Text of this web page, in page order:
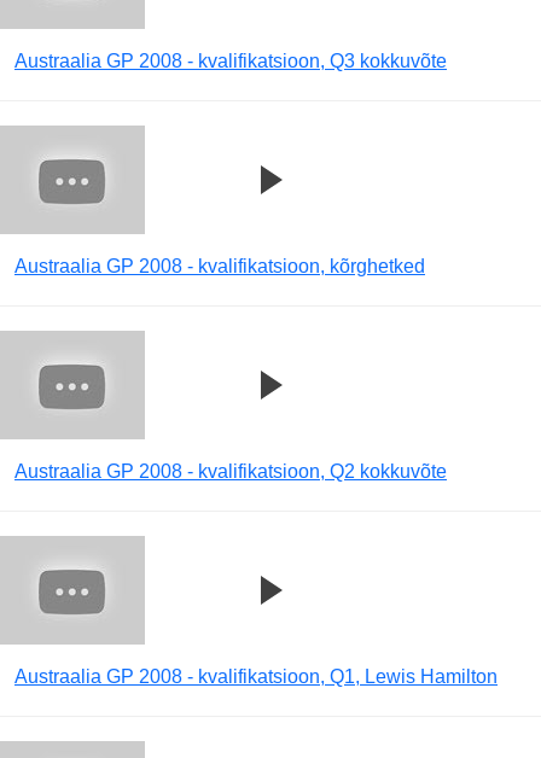
Austraalia GP 2008 - kvalifikatsioon, Q3 kokkuvõte
Austraalia GP 2008 - kvalifikatsioon, kõrghetked
Austraalia GP 2008 - kvalifikatsioon, Q2 kokkuvõte
Austraalia GP 2008 - kvalifikatsioon, Q1, Lewis Hamilton